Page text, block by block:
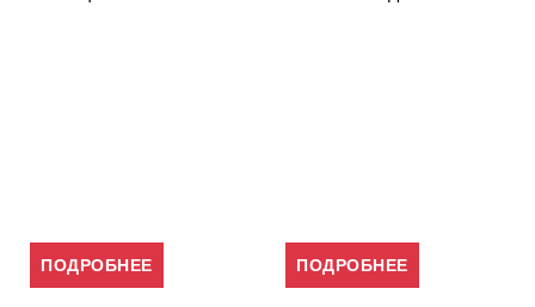
ПОДРОБНЕЕ ПОДРОБНЕЕ